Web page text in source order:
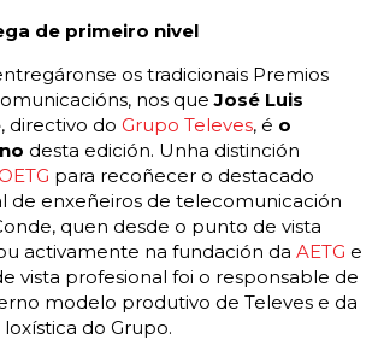
de primeiro nivel
os tradicionais Premios
nos queJosé Luis
, directivo doGrupo Televes, é o
desta edición. Unha distinción
para recoñecer o destacado
de enxeñeiros de telecomunicación
quen desde o punto de vista
activamente na fundación daAETG e
vista profesional foi o responsable de
modelo produtivo de Televes e da
do Grupo.